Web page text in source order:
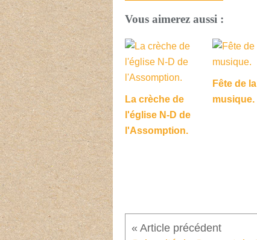
Vous aimerez aussi :
La crèche de
l'église N-D de
l'Assomption.
Fête de la
musique.